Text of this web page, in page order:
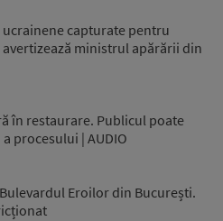
capturate pentru
ministrul apărării din
în restaurare. Publicul poate
procesului | AUDIO
Eroilor din București.